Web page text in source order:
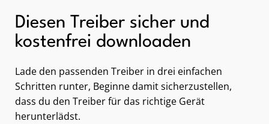
Diesen Treiber sicher und
kostenfrei downloaden
Lade den passenden Treiber in drei einfachen
Schritten runter, Beginne damit sicherzustellen,
dass du den Treiber für das richtige Gerät
herunterlädst.